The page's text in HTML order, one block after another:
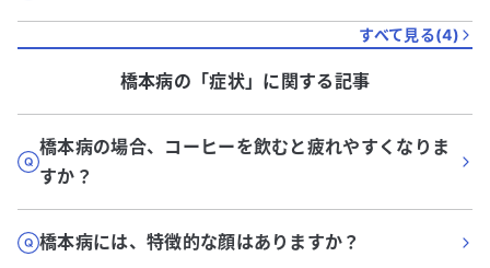
すべて見る(4)
橋本病の「症状」に関する記事
橋本病の場合、コーヒーを飲むと疲れやすくなりま
すか？
橋本病には、特徴的な顔はありますか？